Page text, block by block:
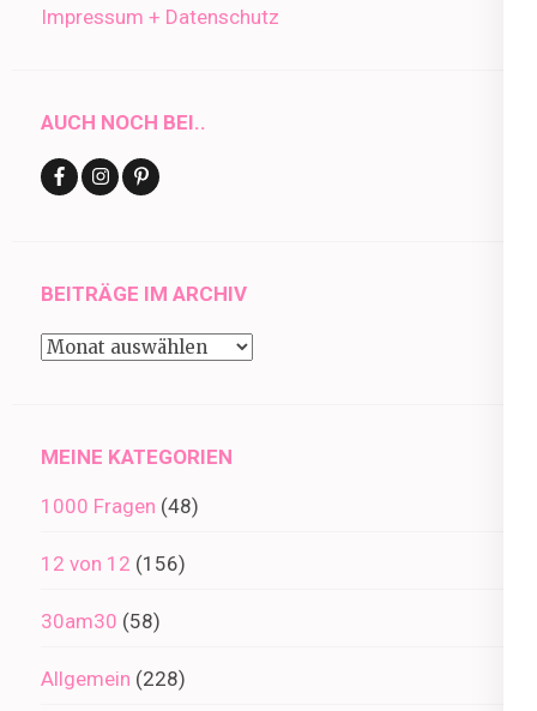
Impressum + Datenschutz
AUCH NOCH BEI..
BEITRÄGE IM ARCHIV
Beiträge
MEINE KATEGORIEN
1000 Fragen (48)
12 von 12 (156)
30am30 (58)
Allgemein (228)